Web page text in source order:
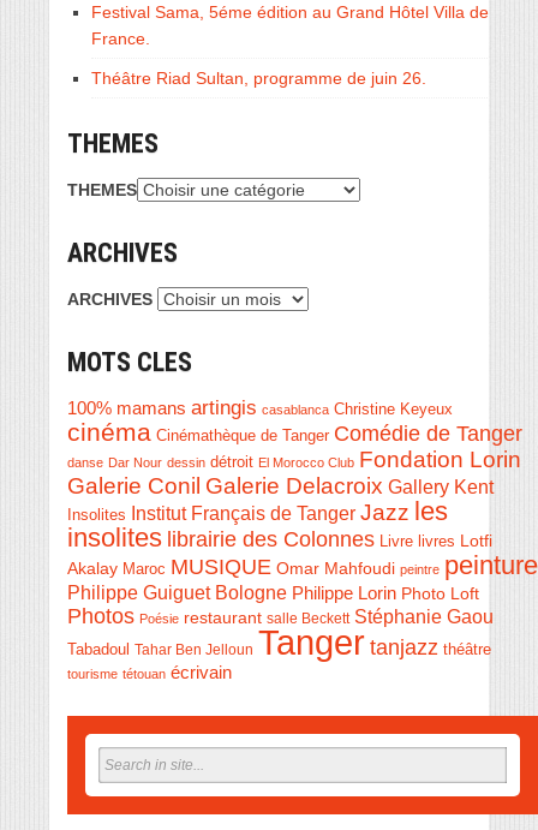
Festival Sama, 5éme édition au Grand Hôtel Villa de
France.
Théâtre Riad Sultan, programme de juin 26.
THEMES
THEMES
ARCHIVES
ARCHIVES
MOTS CLES
100% mamans artingis casablanca Christine Keyeux
cinéma Cinémathèque de Tanger Comédie de Tanger
danse Dar Nour dessin détroit El Morocco Club Fondation Lorin
Galerie Conil Galerie Delacroix Gallery Kent
Insolites Institut Français de Tanger Jazz les
insolites librairie des Colonnes Livre livres Lotfi
Akalay Maroc MUSIQUE Omar Mahfoudi peintre peinture
Philippe Guiguet Bologne Philippe Lorin Photo Loft
Photos Poésie restaurant salle Beckett Stéphanie Gaou
Tabadoul Tahar Ben Jelloun Tanger tanjazz théâtre
tourisme tétouan écrivain